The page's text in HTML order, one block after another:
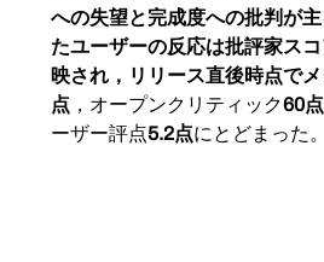
への失望と完成度への批判が
たユーザーの反応は批評家ス
映され，リリース直後時点で
点 ，オープンクリティック60点
ーザー評点5.2点にとどまった。